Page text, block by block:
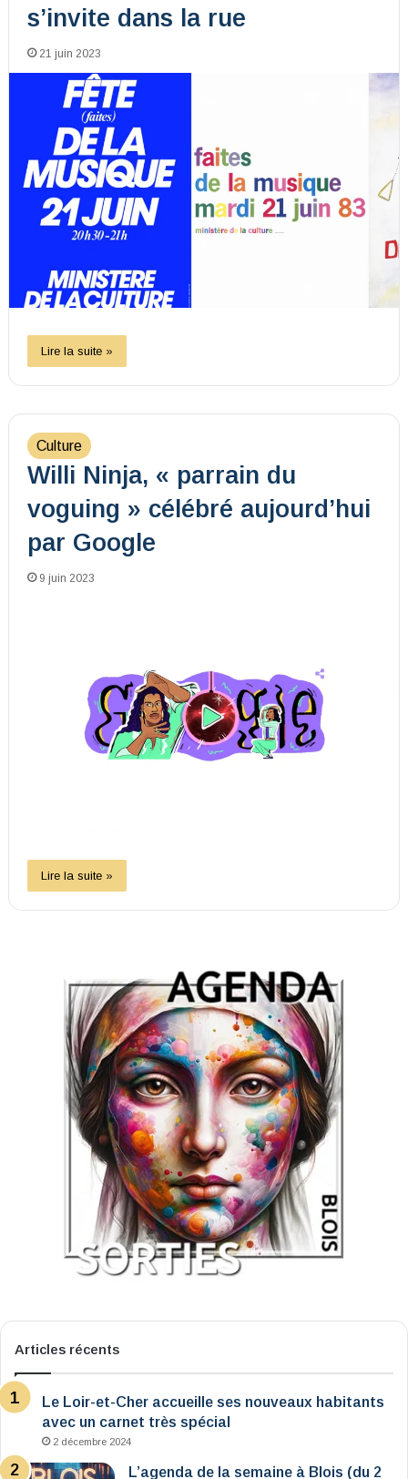
s’invite dans la rue
21 juin 2023
Lire la suite »
Culture
Willi Ninja, « parrain du
voguing » célébré aujourd’hui
par Google
9 juin 2023
Lire la suite »
Articles récents
Le Loir-et-Cher accueille ses nouveaux habitants
avec un carnet très spécial
2 décembre 2024
L’agenda de la semaine à Blois (du 2